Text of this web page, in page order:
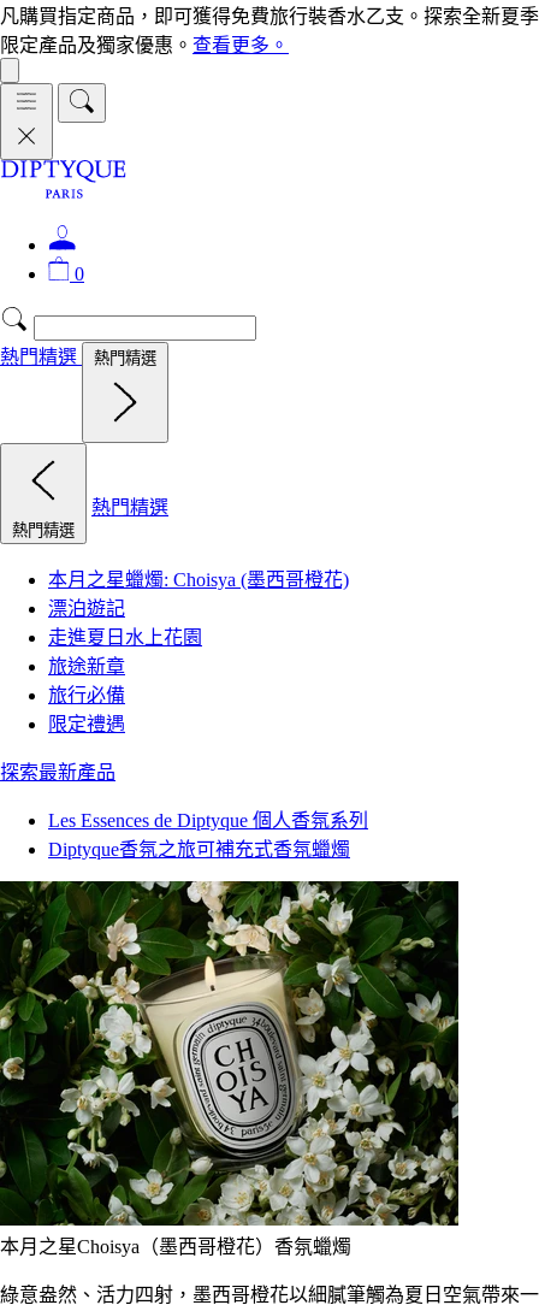
凡購買指定商品，即可獲得免費旅行裝香水乙支。探索全新夏季
限定產品及獨家優惠。 查看更多。
0
熱門精選 熱門精選
熱門精選
熱門精選
本月之星蠟燭: Choisya (墨西哥橙花)
漂泊遊記
走進夏日水上花園
旅途新章
旅行必備
限定禮遇
探索最新產品
Les Essences de Diptyque 個人香氛系列
Diptyque香氛之旅可補充式香氛蠟燭
本月之星Choisya（墨西哥橙花）香氛蠟燭
綠意盎然、活力四射，墨西哥橙花以細膩筆觸為夏日空氣帶來一